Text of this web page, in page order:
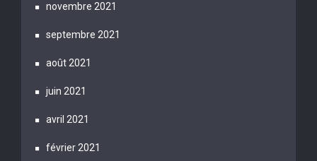
novembre 2021
septembre 2021
août 2021
juin 2021
avril 2021
février 2021